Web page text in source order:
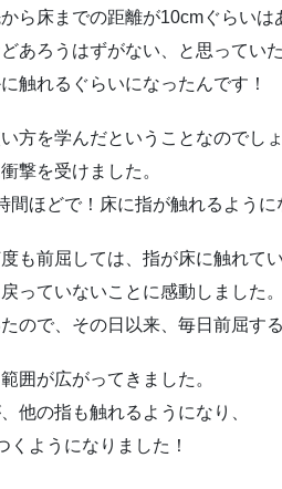
ら床までの距離が10cmぐらいは
あろうはずがない、と思っていた
触れるぐらいになったんです！
方を学んだということなのでしょ
撃を受けました。
ほどで！床に指が触れるように
も前屈しては、指が床に触れて
っていないことに感動しました。
ので、その日以来、毎日前屈する
囲が広がってきました。
他の指も触れるようになり、
ようになりました！